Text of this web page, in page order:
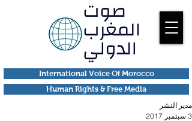
Human Rights & Free Media
International Voice Of Morocco
مدير النشر
3 سبتمبر 2017